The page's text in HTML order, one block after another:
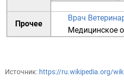
Прочее
Врач
Медицинское
Источник: https://ru.wikipedia.org/